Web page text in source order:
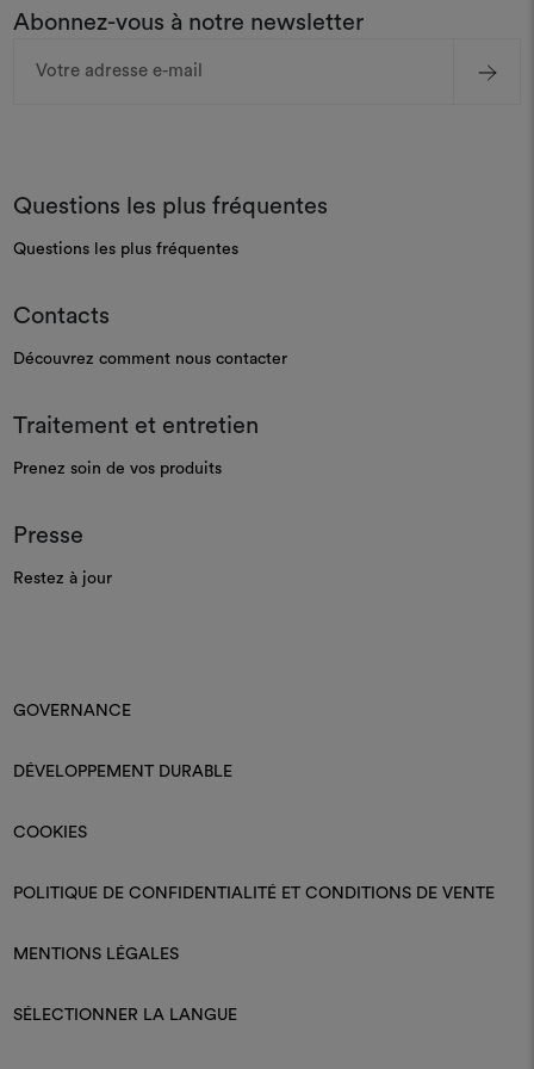
Abonnez-vous à notre newsletter
Questions les plus fréquentes
Questions les plus fréquentes
Contacts
Découvrez comment nous contacter
Traitement et entretien
Prenez soin de vos produits
Presse
Restez à jour
GOVERNANCE
DÉVELOPPEMENT DURABLE
COOKIES
POLITIQUE DE CONFIDENTIALITÉ ET CONDITIONS DE VENTE
MENTIONS LÉGALES
SÉLECTIONNER LA LANGUE